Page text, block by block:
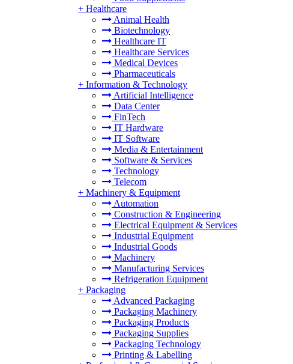
+ Healthcare
Animal Health
Biotechnology
Healthcare IT
Healthcare Services
Medical Devices
Pharmaceuticals
+ Information & Technology
Artificial Intelligence
Data Center
FinTech
IT Hardware
IT Software
Media & Entertainment
Software & Services
Technology
Telecom
+ Machinery & Equipment
Automation
Construction & Engineering
Electrical Equipment & Services
Industrial Equipment
Industrial Goods
Machinery
Manufacturing Services
Refrigeration Equipment
+ Packaging
Advanced Packaging
Packaging Machinery
Packaging Products
Packaging Supplies
Packaging Technology
Printing & Labelling